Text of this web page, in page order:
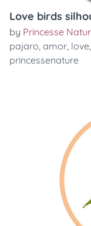
Love birds
by Princesse
pajaro, amor, love,
princessenature